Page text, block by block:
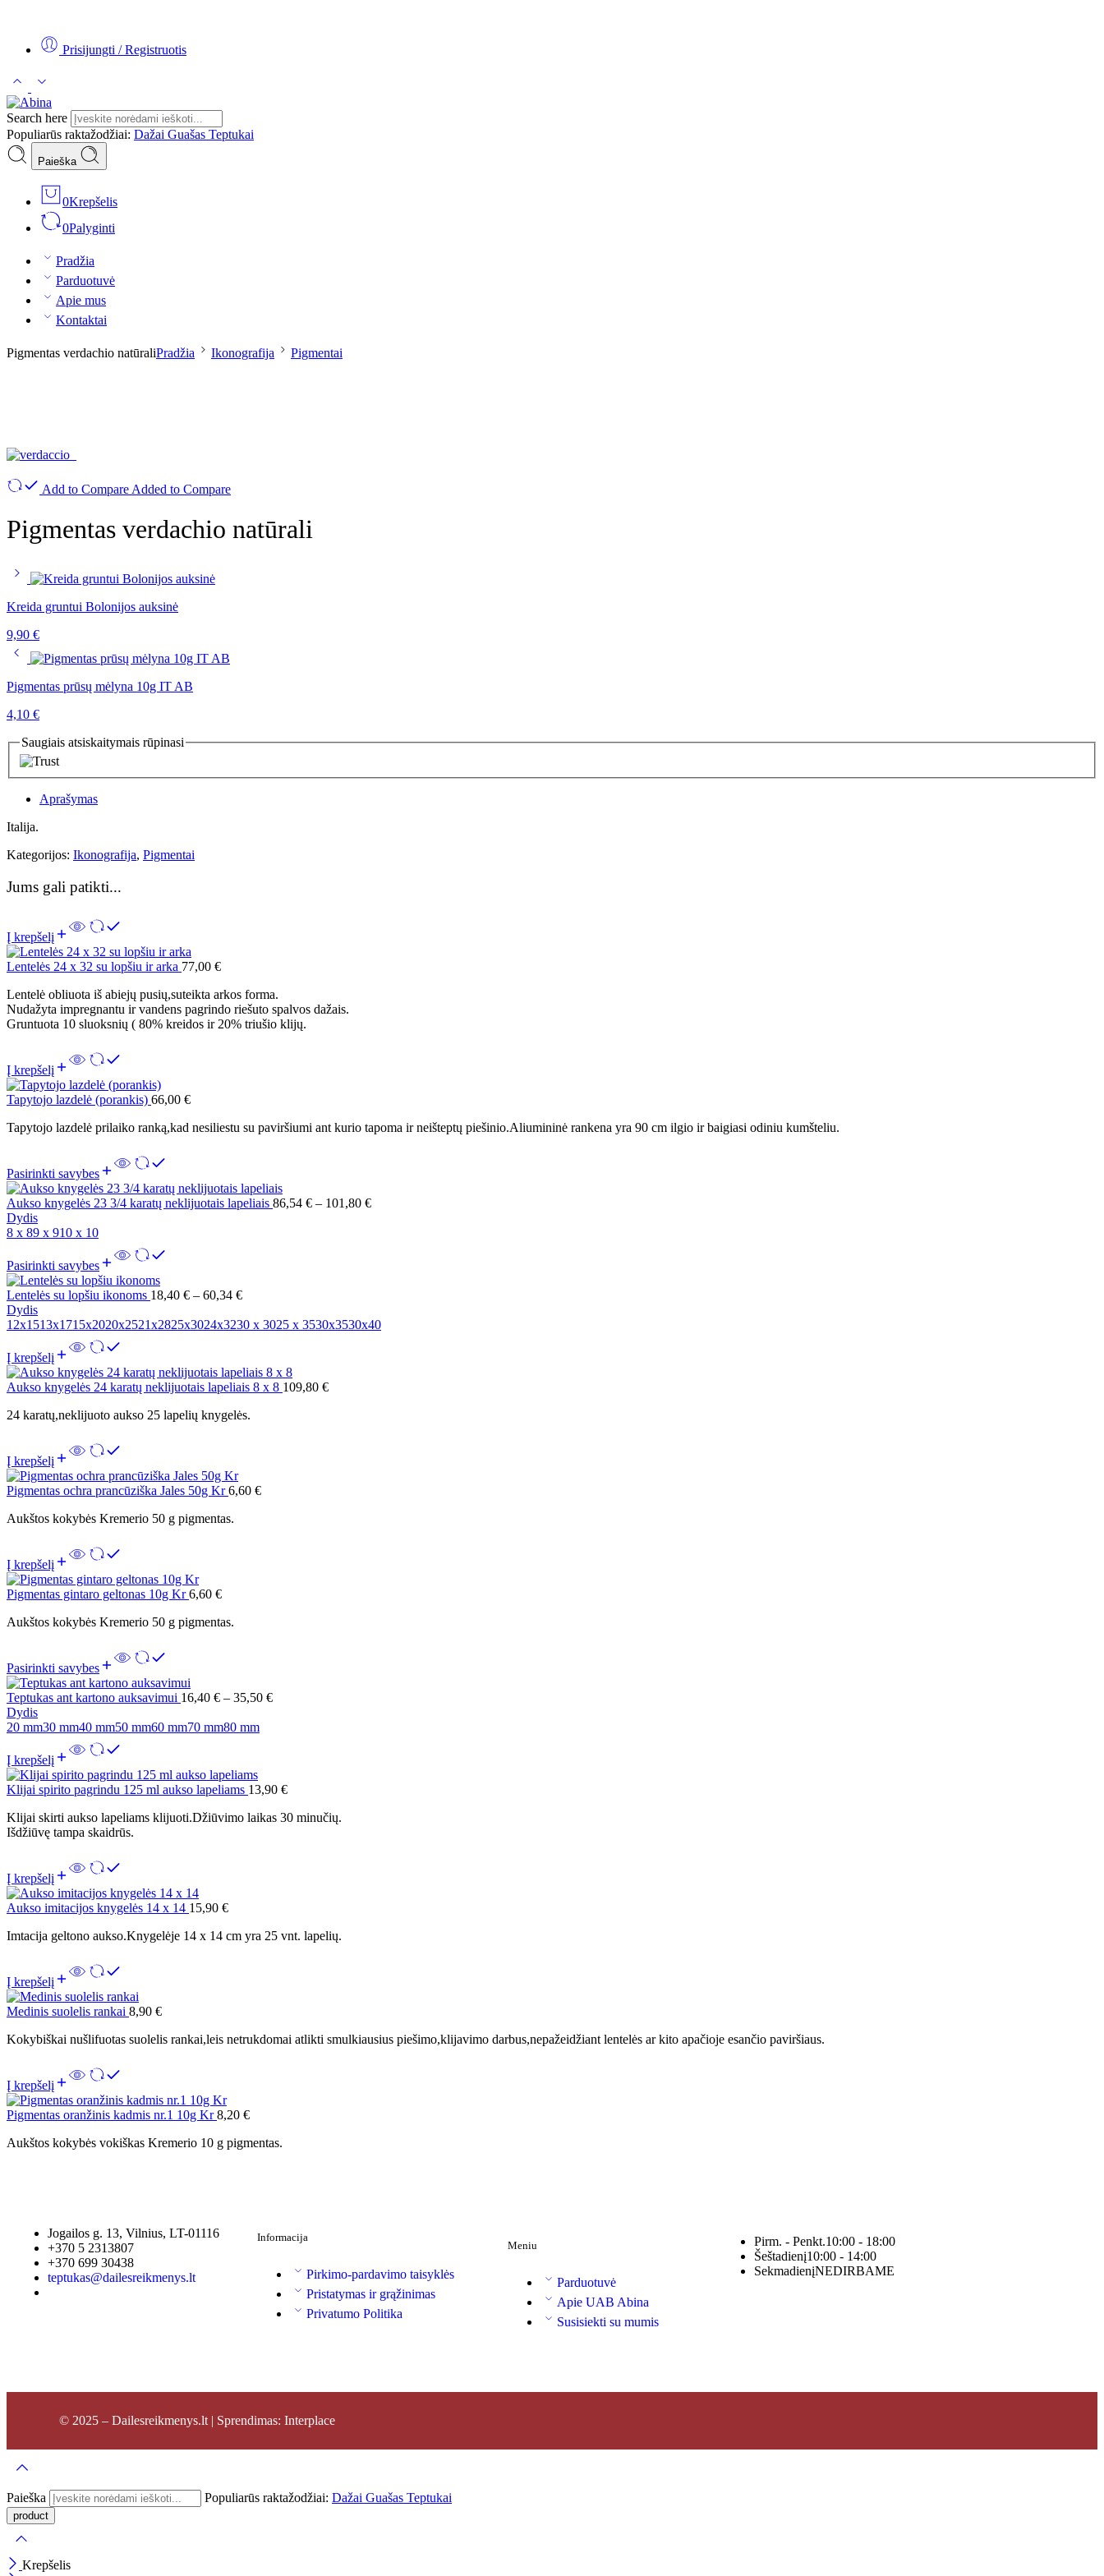
Prisijungti / Registruotis
Search here
Populiarūs raktažodžiai: Dažai Guašas Teptukai
Paieška
0Krepšelis
0Palyginti
Pradžia
Parduotuvė
Apie mus
Kontaktai
Pigmentas verdachio natūraliPradžia Ikonografija Pigmentai
Add to Compare Added to Compare
Pigmentas verdachio natūrali
Kreida gruntui Bolonijos auksinė
9,90 €
Pigmentas prūsų mėlyna 10g IT AB
4,10 €
Saugiais atsiskaitymais rūpinasi
Aprašymas
Italija.
Kategorijos: Ikonografija, Pigmentai
Jums gali patikti...
Į krepšelį
Lentelės 24 x 32 su lopšiu ir arka 77,00 €
Lentelė obliuota iš abiejų pusių,suteikta arkos forma.
Nudažyta impregnantu ir vandens pagrindo riešuto spalvos dažais.
Gruntuota 10 sluoksnių ( 80% kreidos ir 20% triušio klijų.
Į krepšelį
Tapytojo lazdelė (porankis) 66,00 €
Tapytojo lazdelė prilaiko ranką,kad nesiliestu su paviršiumi ant kurio tapoma ir neišteptų piešinio.Aliumininė rankena yra 90 cm ilgio ir baigiasi odiniu kumšteliu.
Pasirinkti savybes
Aukso knygelės 23 3/4 karatų neklijuotais lapeliais 86,54 € – 101,80 €
Dydis
8 x 89 x 910 x 10
Pasirinkti savybes
Lentelės su lopšiu ikonoms 18,40 € – 60,34 €
Dydis
12x1513x1715x2020x2521x2825x3024x3230 x 3025 x 3530x3530x40
Į krepšelį
Aukso knygelės 24 karatų neklijuotais lapeliais 8 x 8 109,80 €
24 karatų,neklijuoto aukso 25 lapelių knygelės.
Į krepšelį
Pigmentas ochra prancūziška Jales 50g Kr6,60 €
Aukštos kokybės Kremerio 50 g pigmentas.
Į krepšelį
Pigmentas gintaro geltonas 10g Kr6,60 €
Aukštos kokybės Kremerio 50 g pigmentas.
Pasirinkti savybes
Teptukas ant kartono auksavimui 16,40 € – 35,50 €
Dydis
20 mm30 mm40 mm50 mm60 mm70 mm80 mm
Į krepšelį
Klijai spirito pagrindu 125 ml aukso lapeliams 13,90 €
Klijai skirti aukso lapeliams klijuoti.Džiūvimo laikas 30 minučių.
Išdžiūvę tampa skaidrūs.
Į krepšelį
Aukso imitacijos knygelės 14 x 14 15,90 €
Imtacija geltono aukso.Knygelėje 14 x 14 cm yra 25 vnt. lapelių.
Į krepšelį
Medinis suolelis rankai 8,90 €
Kokybiškai nušlifuotas suolelis rankai,leis netrukdomai atlikti smulkiausius piešimo,klijavimo darbus,nepažeidžiant lentelės ar kito apačioje esančio paviršiaus.
Į krepšelį
Pigmentas oranžinis kadmis nr.1 10g Kr8,20 €
Aukštos kokybės vokiškas Kremerio 10 g pigmentas.
Jogailos g. 13, Vilnius, LT-01116
+370 5 2313807
+370 699 30438
teptukas@dailesreikmenys.lt
Informacija
Pirkimo-pardavimo taisyklės
Pristatymas ir grąžinimas
Privatumo Politika
Meniu
Parduotuvė
Apie UAB Abina
Susisiekti su mumis
Pirm. - Penkt.10:00 - 18:00
Šeštadienį10:00 - 14:00
SekmadienįNEDIRBAME
© 2025 – Dailesreikmenys.lt | Sprendimas: Interplace
Paieška Populiarūs raktažodžiai: Dažai Guašas Teptukai
Krepšelis